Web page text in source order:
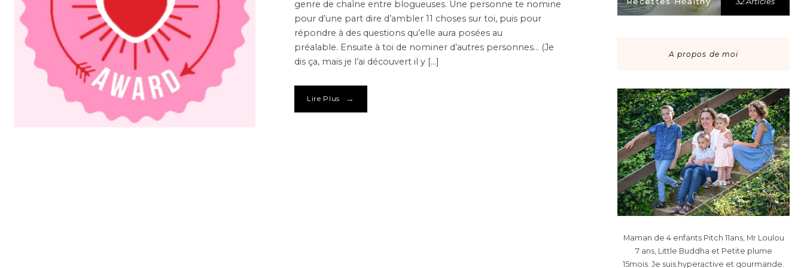
genre de chaîne entre blogueuses. Une personne te nomine
pour d’une part dire d’ambler 11 choses sur toi, puis pour
répondre à des questions qu’elle aura posées au
préalable. Ensuite à toi de nominer d’autres personnes… (Je
dis ça, mais je l’ai découvert il y […]
Lire Plus →
A propos de moi
Maman de 4 enfants Pitch 11ans, Mr Loulou
7 ans, Little Buddha et Petite plume
15mois. Je suis hyperactive et gourmande.